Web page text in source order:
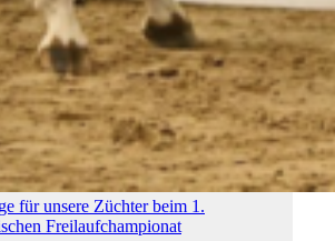
für unsere Züchter beim 1.
Freilauf­championat